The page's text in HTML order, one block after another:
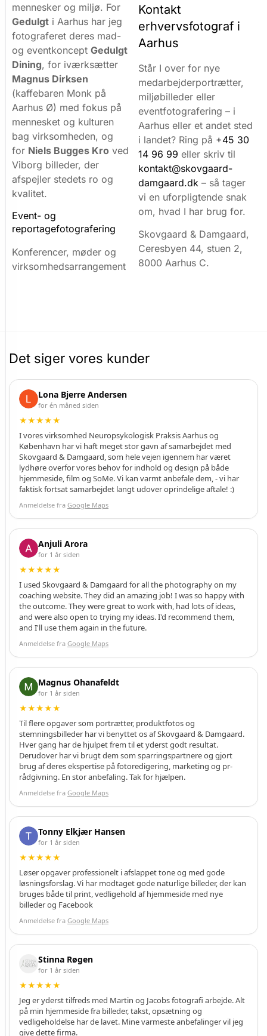
mennesker og miljø. For
Gedulgt i Aarhus har jeg
fotograferet deres mad-
og eventkoncept Gedulgt
Dining, for iværksætter
Magnus Dirksen
(kaffebaren Monk på
Aarhus Ø) med fokus på
mennesket og kulturen
bag virksomheden, og
for Niels Bugges Kro ved
Viborg billeder, der
afspejler stedets ro og
kvalitet.
Event- og
reportagefotografering
Konferencer, møder og
virksomhedsarrangement
Kontakt
erhvervsfotograf i
Aarhus
Står I over for nye
medarbejderportrætter,
miljøbilleder eller
eventfotografering – i
Aarhus eller et andet sted
i landet? Ring på +45 30
14 96 99 eller skriv til
kontakt@skovgaard-
damgaard.dk – så tager
vi en uforpligtende snak
om, hvad I har brug for.
Skovgaard & Damgaard,
Ceresbyen 44, stuen 2,
8000 Aarhus C.
Det siger vores kunder
Google-anmeldelser af Skovgaard &
Lona Bjerre Andersen
for én måned siden
★★★★★
I vores virksomhed Neuropsykologisk Praksis Aarhus og
København har vi haft meget stor gavn af samarbejdet med
Skovgaard & Damgaard, som hele vejen igennem har været
lydhøre overfor vores behov for indhold og design på både
hjemmeside, film og SoMe. Vi kan varmt anbefale dem, - vi har
faktisk fortsat samarbejdet langt udover oprindelige aftale! :)
Anmeldelse fra Google Maps
Anjuli Arora
for 1 år siden
★★★★★
I used Skovgaard & Damgaard for all the photography on my
coaching website. They did an amazing job! I was so happy with
the outcome. They were great to work with, had lots of ideas,
and were also open to trying my ideas. I'd recommend them,
and I'll use them again in the future.
Anmeldelse fra Google Maps
Magnus Ohanafeldt
for 1 år siden
★★★★★
Til flere opgaver som portrætter, produktfotos og
stemningsbilleder har vi benyttet os af Skovgaard & Damgaard.
Hver gang har de hjulpet frem til et yderst godt resultat.
Derudover har vi brugt dem som sparringspartnere og gjort
brug af deres ekspertise på fotoredigering, marketing og pr-
rådgivning. En stor anbefaling. Tak for hjælpen.
Anmeldelse fra Google Maps
Tonny Elkjær Hansen
for 1 år siden
★★★★★
Løser opgaver professionelt i afslappet tone og med gode
løsningsforslag. Vi har modtaget gode naturlige billeder, der kan
bruges både til print, vedligehold af hjemmeside med nye
billeder og Facebook
Anmeldelse fra Google Maps
Stinna Røgen
for 1 år siden
★★★★★
Jeg er yderst tilfreds med Martin og Jacobs fotografi arbejde. Alt
på min hjemmeside fra billeder, takst, opsætning og
vedligeholdelse har de lavet. Mine varmeste anbefalinger vil jeg
give dette firma.
r
e
d
i
n
o
p
e
v
e
l
s
e
,
å
l
t
r
v
i
s
e
r
e
e
v
a
n
t
e
a
n
n
o
n
e
r
.
D
u
k
a
n
v
æ
g
e
,
h
v
i
l
k
e
k
a
t
e
g
o
r
e
d
u
c
c
e